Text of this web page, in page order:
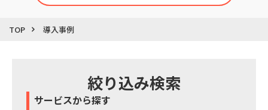
会社概要
TOP 導入事例
絞り込み検索
サービスから探す